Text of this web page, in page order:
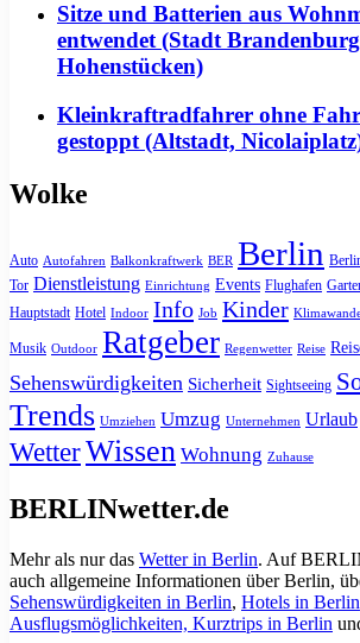
Sitze und Batterien aus
entwendet (Stadt
Hohenstücken)
Kleinkraftradfahrer ohne
gestoppt (Altstadt,
Wolke
Auto Autofahren Balkonkraftwerk BER Berlin
Tor Dienstleistung Einrichtung Events Flughafen
Hauptstadt Hotel Indoor Info Job Kinder
Musik Outdoor Ratgeber Regenwetter Reise
Sehenswürdigkeiten Sicherheit Sightseeing
Trends Umziehen Umzug Unternehmen Urlaub
WetterWissen Wohnung Zuhause
BERLINwetter.de
Mehr als nur das Wetter in Berlin. Auf
auch allgemeine Informationen über Berlin,
Sehenswürdigkeiten in Berlin, Hotels in Berlin
Ausflugsmöglichkeiten, Kurztrips in Berlin